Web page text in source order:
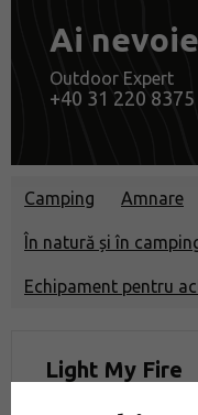
Ai
Outdoor Expert
+40 31 220 8375
Camping Amnare
În natură și în
Echipament pentru
Light My Fire